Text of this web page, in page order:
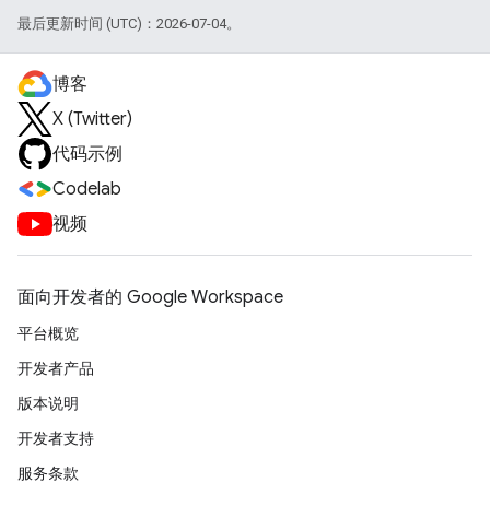
最后更新时间 (UTC)：2026-07-04。
博客
X (Twitter)
代码示例
Codelab
视频
面向开发者的 Google Workspace
平台概览
开发者产品
版本说明
开发者支持
服务条款